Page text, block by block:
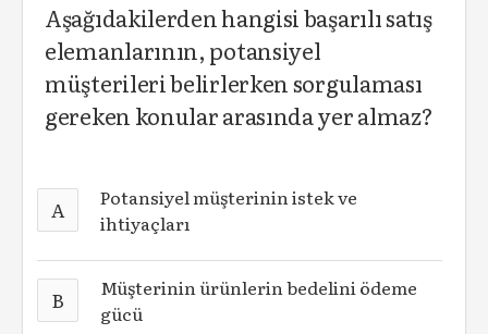
Aşağıdakilerden hangisi başarılı satış
elemanlarının, potansiyel
müşterileri belirlerken sorgulaması
gereken konular arasında yer almaz?
A
Potansiyel müşterinin istek ve
ihtiyaçları
B
Müşterinin ürünlerin bedelini ödeme
gücü